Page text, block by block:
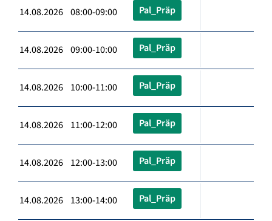
14.08.2026 08:00-09:00 Pal_Präp
14.08.2026 09:00-10:00 Pal_Präp
14.08.2026 10:00-11:00 Pal_Präp
14.08.2026 11:00-12:00 Pal_Präp
14.08.2026 12:00-13:00 Pal_Präp
14.08.2026 13:00-14:00 Pal_Präp